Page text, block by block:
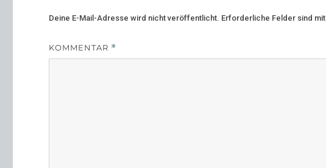
Deine E-Mail-Adresse wird nicht veröffentlicht. Erforderliche Felder sind mit
KOMMENTAR *